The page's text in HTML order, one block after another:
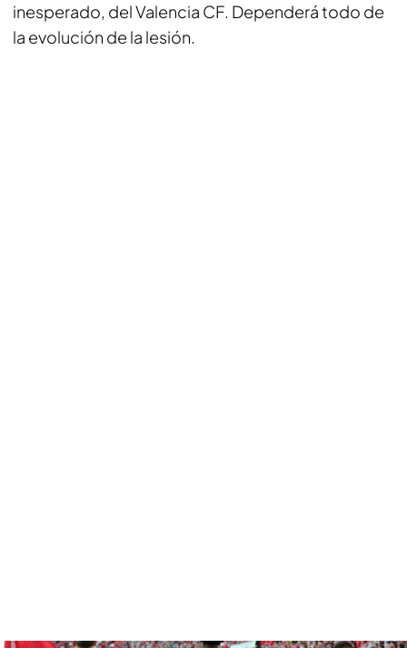
inesperado, del Valencia CF. Dependerá todo de
la evolución de la lesión.